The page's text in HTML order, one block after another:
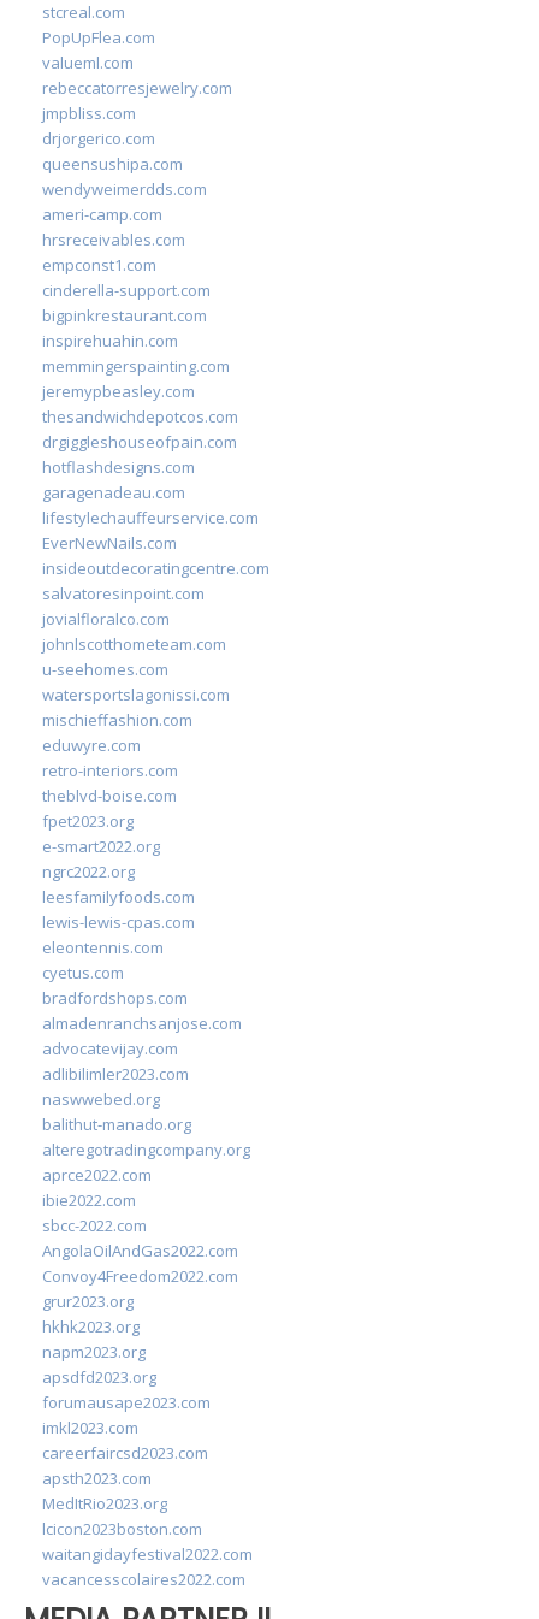
stcreal.com
PopUpFlea.com
valueml.com
rebeccatorresjewelry.com
jmpbliss.com
drjorgerico.com
queensushipa.com
wendyweimerdds.com
ameri-camp.com
hrsreceivables.com
empconst1.com
cinderella-support.com
bigpinkrestaurant.com
inspirehuahin.com
memmingerspainting.com
jeremypbeasley.com
thesandwichdepotcos.com
drgiggleshouseofpain.com
hotflashdesigns.com
garagenadeau.com
lifestylechauffeurservice.com
EverNewNails.com
insideoutdecoratingcentre.com
salvatoresinpoint.com
jovialfloralco.com
johnlscotthometeam.com
u-seehomes.com
watersportslagonissi.com
mischieffashion.com
eduwyre.com
retro-interiors.com
theblvd-boise.com
fpet2023.org
e-smart2022.org
ngrc2022.org
leesfamilyfoods.com
lewis-lewis-cpas.com
eleontennis.com
cyetus.com
bradfordshops.com
almadenranchsanjose.com
advocatevijay.com
adlibilimler2023.com
naswwebed.org
balithut-manado.org
alteregotradingcompany.org
aprce2022.com
ibie2022.com
sbcc-2022.com
AngolaOilAndGas2022.com
Convoy4Freedom2022.com
grur2023.org
hkhk2023.org
napm2023.org
apsdfd2023.org
forumausape2023.com
imkl2023.com
careerfaircsd2023.com
apsth2023.com
MedItRio2023.org
lcicon2023boston.com
waitangidayfestival2022.com
vacancesscolaires2022.com